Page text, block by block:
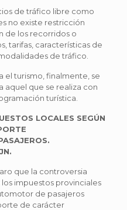
de tráfico libre como
no existe restricción
de los recorridos o
tarifas, características de
de tráfico.
el turismo, finalmente, se
aquel que se realiza con
turística.
LOCALES SEGÚN
que la controversia
impuestos provinciales
de pasajeros
de carácter